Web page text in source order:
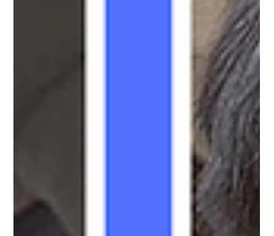
ใครว่าหนุ่มๆ จะทำศัลยกรรมไม่ได้! ยุคนี้การดูแลตัวเองเพื่อเพิ่มความมั่นใจเป็นเรื่อง